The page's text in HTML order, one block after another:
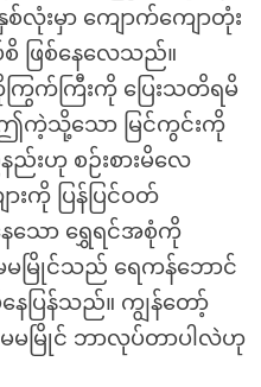
စ်လုံးမှာ ကျောက်ကျောတုံး
ဖြစ်နေလေသည်။
က်ကြီးကို ပြေးသတိရမိ
ကဲ့သို့သော မြင်ကွင်းကို
းဟု စဉ်းစားမိလေ
ကို ပြန်ပြင်ဝတ်
ေသော ရွှေရင်အစုံကို
မမြိုင်သည် ရေကန်ဘောင်
ပြန်သည်။ ကျွန်တော့်
မမြိုင် ဘာလုပ်တာပါလဲဟု